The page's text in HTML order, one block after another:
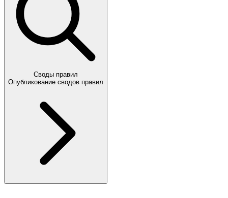
Своды правил
Опубликование сводов правил